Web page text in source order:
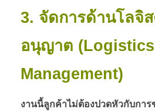
3. จัดการด้านโลจิ
อนุญาต
Management)
งานนี้ลูกค้าไม่ต้องปวดหัวกับกา